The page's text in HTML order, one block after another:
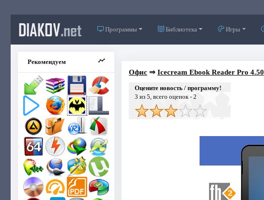
DIAKOV.net Программы Библиотека Игры
Рекомендуем
Офис⇒ Icecream Ebook Reader Pro 4.50
Оцените новость / программу!
3 из 5, всего оценок - 2